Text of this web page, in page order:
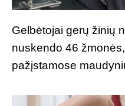
Gelbėtojai gerų žinių
nuskendo 46
pažįstamose